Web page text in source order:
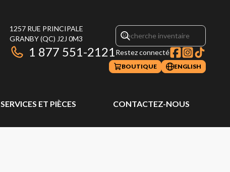
1257 RUE PRINCIPALE
GRANBY(QC) J2J 0M3
1 877 551-2121Restez connecté
BOUTIQUE ENGLISH
SERVICES ET PIÈCES CONTACTEZ-NOUS